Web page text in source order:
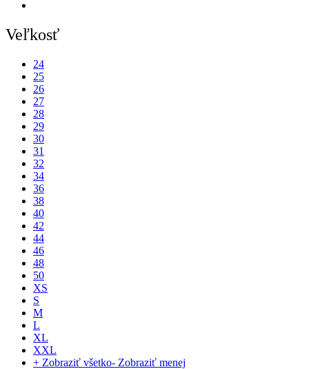
Veľkosť
24
25
26
27
28
29
30
31
32
34
36
38
40
42
44
46
48
50
XS
S
M
L
XL
XXL
+ Zobraziť všetko- Zobraziť menej